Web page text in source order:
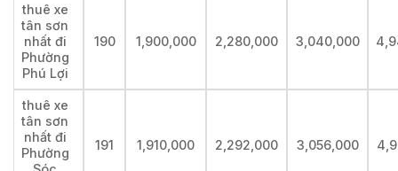
thuê xe
tân sơn
nhất đi
Phường
Phú Lợi
190 1,900,000 2,280,000 3,040,000
thuê xe
tân sơn
nhất đi
Phường
191 1,910,000 2,292,000 3,056,000